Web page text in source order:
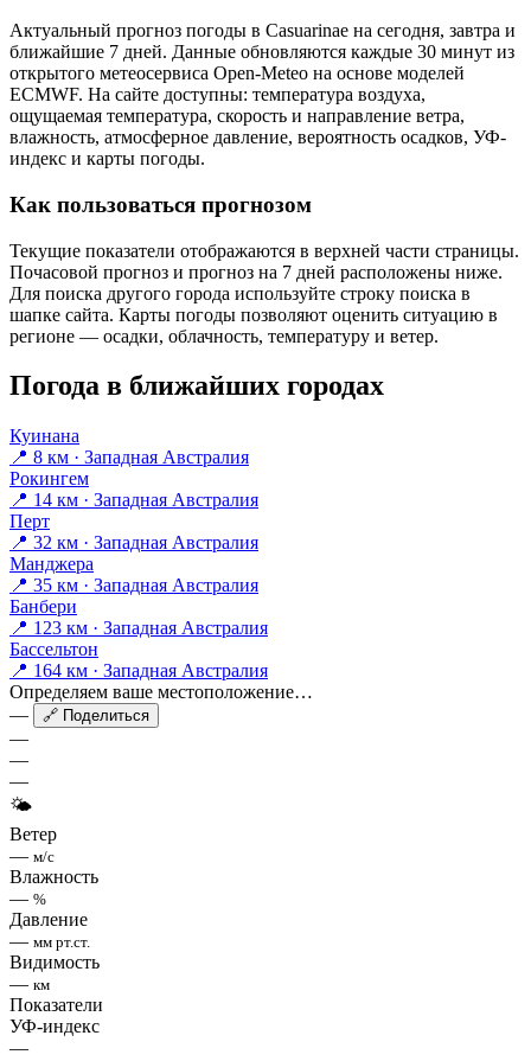
Актуальный прогноз погоды в Casuarinaе на сегодня, завтра и
ближайшие 7 дней. Данные обновляются каждые 30 минут из
открытого метеосервиса Open-Meteo на основе моделей
ECMWF. На сайте доступны: температура воздуха,
ощущаемая температура, скорость и направление ветра,
влажность, атмосферное давление, вероятность осадков, УФ-
индекс и карты погоды.
Как пользоваться прогнозом
Текущие показатели отображаются в верхней части страницы.
Почасовой прогноз и прогноз на 7 дней расположены ниже.
Для поиска другого города используйте строку поиска в
шапке сайта. Карты погоды позволяют оценить ситуацию в
регионе — осадки, облачность, температуру и ветер.
Погода в ближайших городах
Куинана
📍 8 км · Западная Австралия
Рокингем
📍 14 км · Западная Австралия
Перт
📍 32 км · Западная Австралия
Манджера
📍 35 км · Западная Австралия
Банбери
📍 123 км · Западная Австралия
Бассельтон
📍 164 км · Западная Австралия
Определяем ваше местоположение…
—
🔗 Поделиться
—
—
—
🌤
Ветер
— м/с
Влажность
— %
Давление
— мм рт.ст.
Видимость
— км
Показатели
УФ-индекс
—